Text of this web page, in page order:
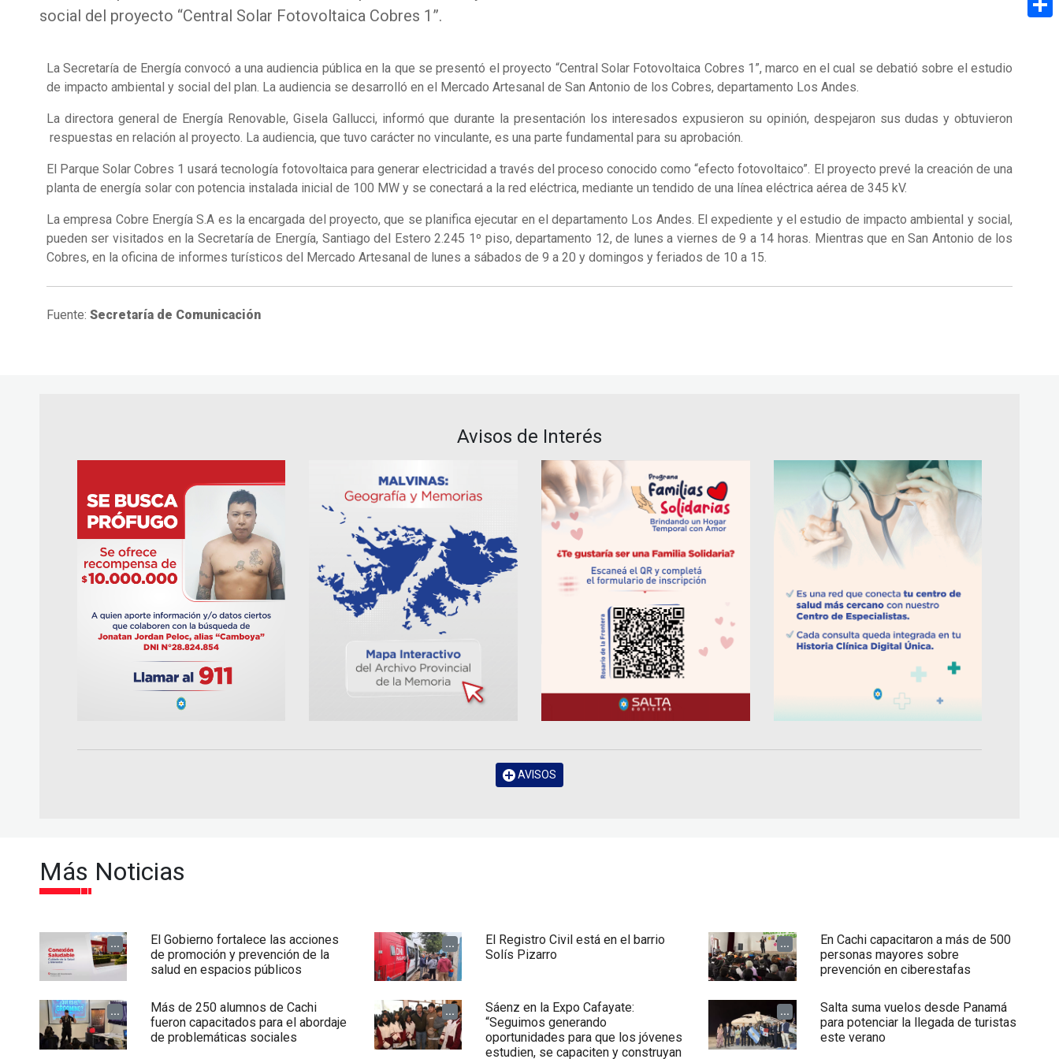
social del proyecto “Central Solar Fotovoltaica Cobres 1”.
La Secretaría de Energía convocó a una audiencia pública en la que se presentó el proyecto “Central Solar Fotovoltaica Cobres 1”, marco en el cual se debatió sobre el estudio
de impacto ambiental y social del plan. La audiencia se desarrolló en el Mercado Artesanal de San Antonio de los Cobres, departamento Los Andes.
La directora general de Energía Renovable, Gisela Gallucci, informó que durante la presentación los interesados expusieron su opinión, despejaron sus dudas y obtuvieron
respuestas en relación al proyecto. La audiencia, que tuvo carácter no vinculante, es una parte fundamental para su aprobación.
El Parque Solar Cobres 1 usará tecnología fotovoltaica para generar electricidad a través del proceso conocido como “efecto fotovoltaico”. El proyecto prevé la creación de una
planta de energía solar con potencia instalada inicial de 100 MW y se conectará a la red eléctrica, mediante un tendido de una línea eléctrica aérea de 345 kV.
La empresa Cobre Energía S.A es la encargada del proyecto, que se planifica ejecutar en el departamento Los Andes. El expediente y el estudio de impacto ambiental y social,
pueden ser visitados en la Secretaría de Energía, Santiago del Estero 2.245 1º piso, departamento 12, de lunes a viernes de 9 a 14 horas. Mientras que en San Antonio de los
Cobres, en la oficina de informes turísticos del Mercado Artesanal de lunes a sábados de 9 a 20 y domingos y feriados de 10 a 15.
Fuente: Secretaría de Comunicación
Avisos de Interés
AVISOS
Más Noticias
...
El Gobierno fortalece las acciones
de promoción y prevención de la
salud en espacios públicos
...
El Registro Civil está en el barrio
Solís Pizarro
...
En Cachi capacitaron a más de 500
personas mayores sobre
prevención en ciberestafas
...
Más de 250 alumnos de Cachi
fueron capacitados para el abordaje
de problemáticas sociales
...
Sáenz en la Expo Cafayate:
“Seguimos generando
oportunidades para que los jóvenes
estudien, se capaciten y construyan
...
Salta suma vuelos desde Panamá
para potenciar la llegada de turistas
este verano